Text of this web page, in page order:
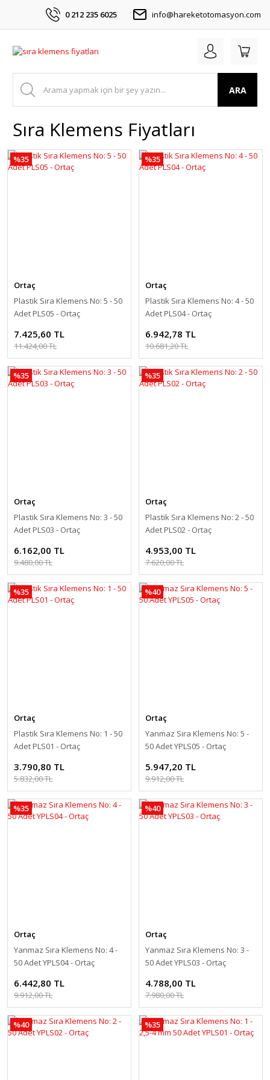
0 212 235 6025 info@hareketotomasyon.com
ARA
Sıra Klemens Fiyatları
%35
Ortaç
Plastik Sıra Klemens No: 5 - 50
Adet PLS05 - Ortaç
7.425,60 TL
11.424,00 TL
%35
Ortaç
Plastik Sıra Klemens No: 4 - 50
Adet PLS04 - Ortaç
6.942,78 TL
10.681,20 TL
%35
Ortaç
Plastik Sıra Klemens No: 3 - 50
Adet PLS03 - Ortaç
6.162,00 TL
9.480,00 TL
%35
Ortaç
Plastik Sıra Klemens No: 2 - 50
Adet PLS02 - Ortaç
4.953,00 TL
7.620,00 TL
%35
Ortaç
Plastik Sıra Klemens No: 1 - 50
Adet PLS01 - Ortaç
3.790,80 TL
5.832,00 TL
%40
Ortaç
Yanmaz Sıra Klemens No: 5 -
50 Adet YPLS05 - Ortaç
5.947,20 TL
9.912,00 TL
%35
Ortaç
Yanmaz Sıra Klemens No: 4 -
50 Adet YPLS04 - Ortaç
6.442,80 TL
9.912,00 TL
%40
Ortaç
Yanmaz Sıra Klemens No: 3 -
50 Adet YPLS03 - Ortaç
4.788,00 TL
7.980,00 TL
%40 %35